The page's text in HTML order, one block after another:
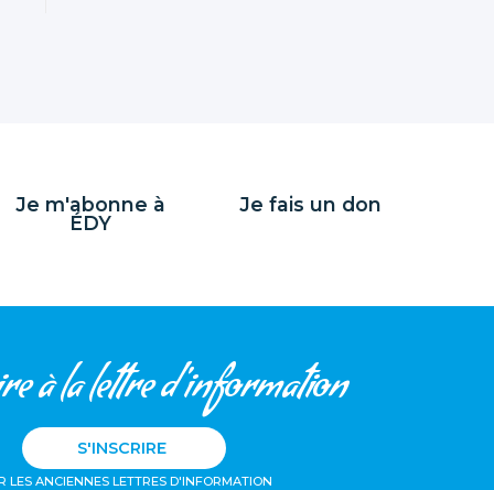
Je m'abonne à
ÉDY
Je fais un don
à la lettre d'information
S'INSCRIRE
LES ANCIENNES LETTRES D'INFORMATION